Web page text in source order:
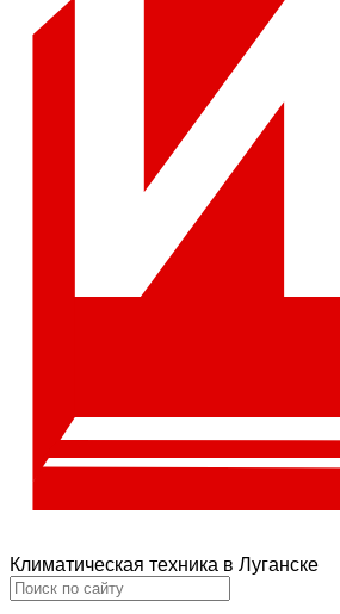
Климатическая техника в Луганске